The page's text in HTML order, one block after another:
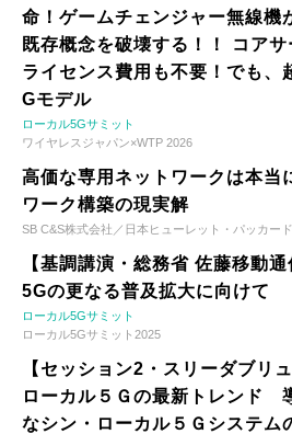
命！ゲームチェンジャー無線機
既存概念を破壊する！！ コア
ライセンス費用も不要！でも
Gモデル
ローカル5Gサミット
ワイヤレスジャパン×WTP 2026
高価な専用ネットワークは本当
ワーク構築の現実解
SB C&S株式会社／日本ヒューレット・パッカー
【基調講演・総務省 佐藤移動
5Gの更なる普及拡大に向けて
ローカル5Gサミット
ローカル5Gサミット2025
【セッション2・スリーダブリ
ローカル５Ｇの最新トレンド
なシン・ローカル５Ｇシステム